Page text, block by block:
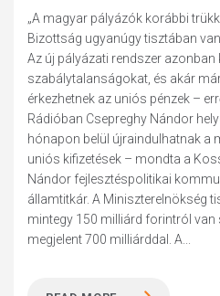
„A magyar pályázók korábbi
Bizottság ugyanúgy tisztában
Az új pályázati rendszer azonban
szabálytalanságokat, és akár
érkezhetnek az uniós pénzek –
Rádióban Csepreghy Nándor
hónapon belül újraindulhatnak a
uniós kifizetések – mondta a
Nándor fejlesztéspolitikai
államtitkár. A Miniszterelnökség
mintegy 150 milliárd forintról
megjelent 700 milliárddal. A...